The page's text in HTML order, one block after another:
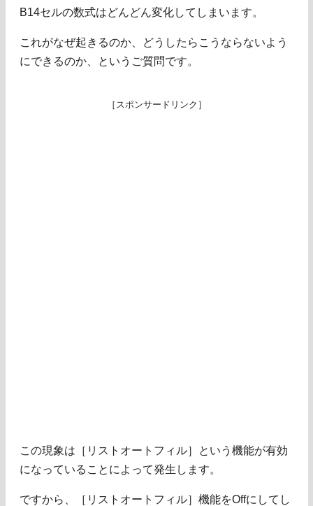
B14セルの数式はどんどん変化してしまいます。
これがなぜ起きるのか、どうしたらこうならないよう
にできるのか、というご質問です。
［スポンサードリンク］
この現象は［リストオートフィル］という機能が有効
になっていることによって発生します。
ですから、［リストオートフィル］機能をOffにしてし